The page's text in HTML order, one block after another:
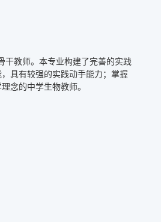
干教师。本专业构建了完善的实践
具有较强的实践动手能力；掌握
念的中学生物教师。